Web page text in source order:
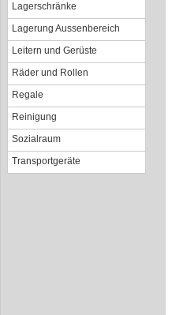
Lagerschränke
Lagerung Aussenbereich
Leitern und Gerüste
Räder und Rollen
Regale
Reinigung
Sozialraum
Transportgeräte